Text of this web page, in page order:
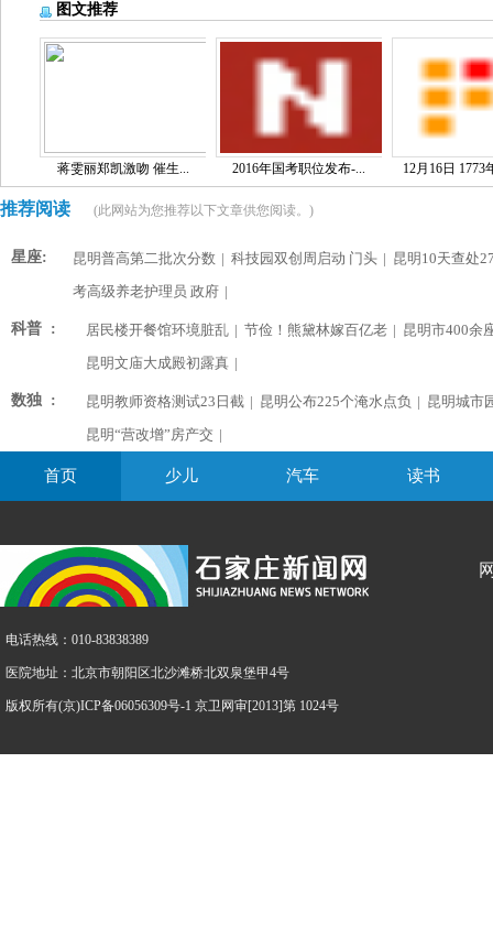
图文推荐
蒋雯丽郑凯激吻 催生... 2016年国考职位发布-... 12月16日 1773
推荐阅读 (此网站为您推荐以下文章供您阅读。)
星座: 昆明普高第二批次分数 | 科技园双创周启动 门头 | 昆明10天查处
考高级养老护理员 政府 |
科普 : 居民楼开餐馆环境脏乱 | 节俭！熊黛林嫁百亿老 | 昆明市400余
昆明文庙大成殿初露真 |
数独 : 昆明教师资格测试23日截 | 昆明公布225个淹水点负 | 昆明城市
昆明“营改增”房产交 |
首页 少儿 汽车 读书
电话热线：010-83838389
医院地址：北京市朝阳区北沙滩桥北双泉堡甲4号
版权所有(京)ICP备06056309号-1 京卫网审[2013]第 1024号